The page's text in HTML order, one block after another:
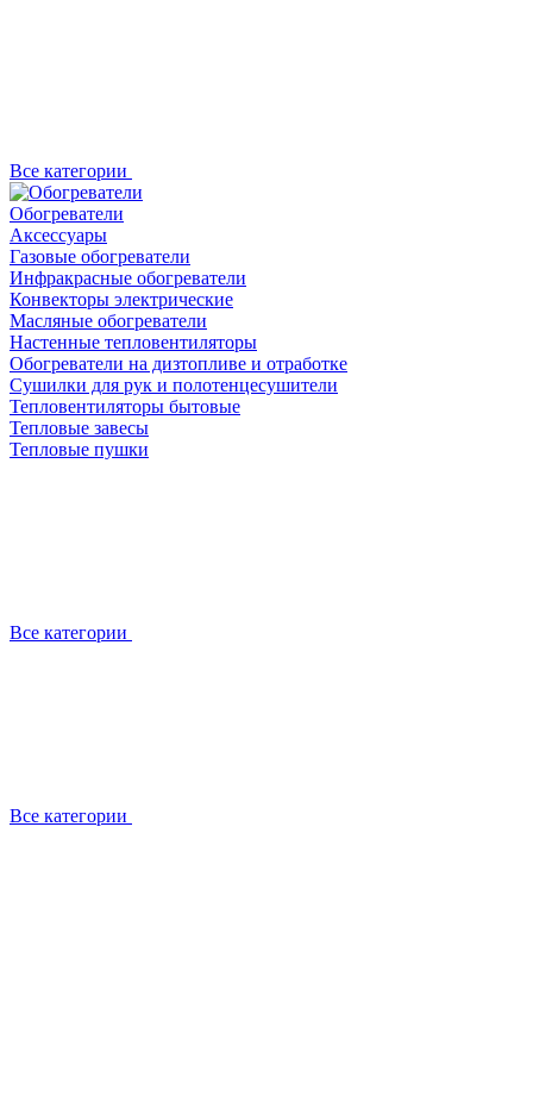
Все категории
Обогреватели
Аксессуары
Газовые обогреватели
Инфракрасные обогреватели
Конвекторы электрические
Масляные обогреватели
Настенные тепловентиляторы
Обогреватели на дизтопливе и отработке
Сушилки для рук и полотенцесушители
Тепловентиляторы бытовые
Тепловые завесы
Тепловые пушки
Все категории
Все категории